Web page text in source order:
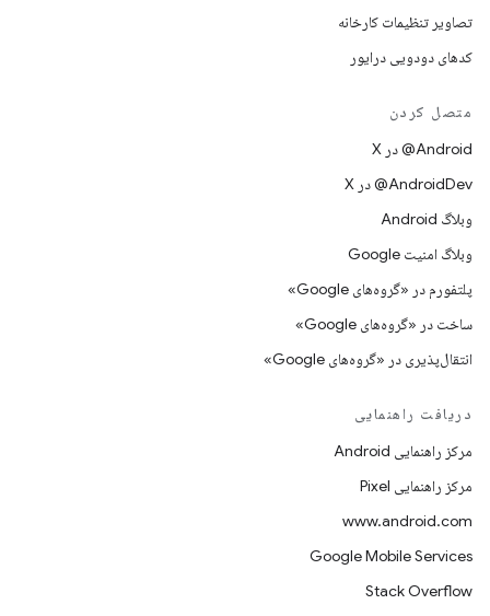
تصاویر تنظیمات کارخانه
کدهای دودویی درایور
متصل کردن
‫‎@Android در X
‫‎@AndroidDev در X
وبلاگ Android
وبلاگ امنیت Google
پلتفورم در «گروه‌های Google»
ساخت در «گروه‌های Google»
انتقال‌پذیری در «گروه‌های Google»
دریافت راهنمایی
مرکز راهنمایی Android
مرکز راهنمایی Pixel
www.android.com
Google Mobile Services
Stack Overflow